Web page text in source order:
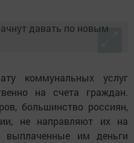
коммунальных услуг
на счета граждан.
большинство россиян,
не направляют их на
выплаченные им деньги